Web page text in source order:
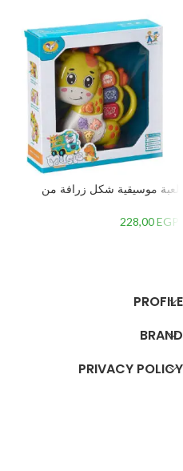
لعبة موسيقية شكل زرافة من
228,00EGP
PROFILE
BRAND
PRIVACY POLICY